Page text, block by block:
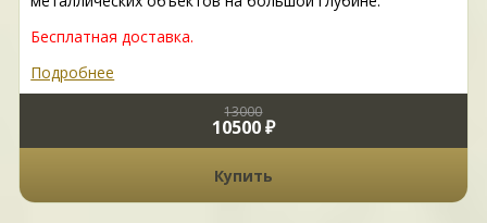
Бесплатная доставка.
Подробнее
13000
10500 ₽
Купить